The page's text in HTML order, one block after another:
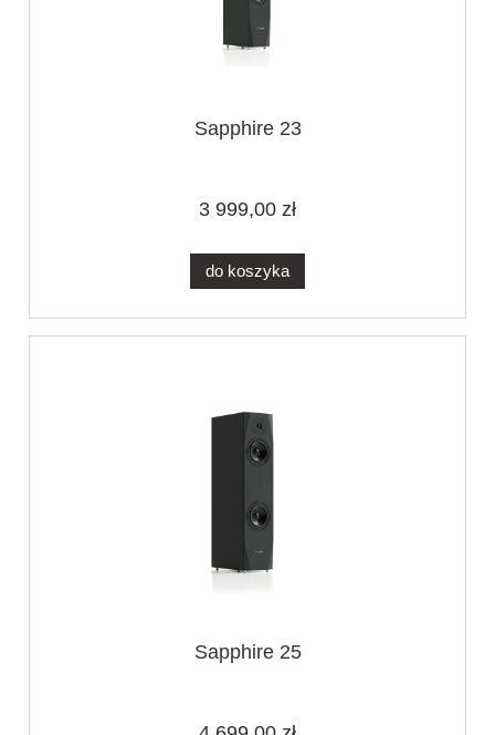
Sapphire 23
3 999,00 zł
do koszyka
Sapphire 25